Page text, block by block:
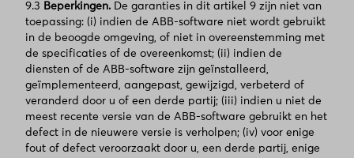
9.3 Beperkingen. De garanties in dit artikel 9 zijn niet van
toepassing: (i) indien de ABB-software niet wordt gebruikt
in de beoogde omgeving, of niet in overeenstemming met
de specificaties of de overeenkomst; (ii) indien de
diensten of de ABB-software zijn geïnstalleerd,
geïmplementeerd, aangepast, gewijzigd, verbeterd of
veranderd door u of een derde partij; (iii) indien u niet de
meest recente versie van de ABB-software gebruikt en het
defect in de nieuwere versie is verholpen; (iv) voor enige
fout of defect veroorzaakt door u, een derde partij, enige